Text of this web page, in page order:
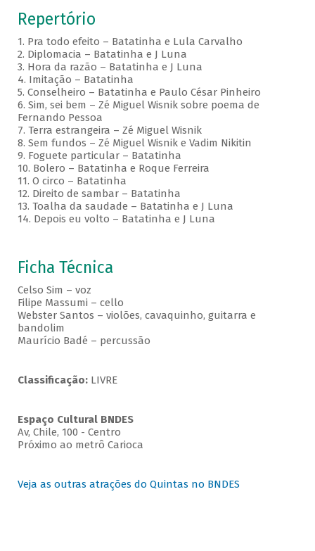
Repertório
1. Pra todo efeito – Batatinha e Lula Carvalho
2. Diplomacia – Batatinha e J Luna
3. Hora da razão – Batatinha e J Luna
4. Imitação – Batatinha
5. Conselheiro – Batatinha e Paulo César Pinheiro
6. Sim, sei bem – Zé Miguel Wisnik sobre poema de
Fernando Pessoa
7. Terra estrangeira – Zé Miguel Wisnik
8. Sem fundos – Zé Miguel Wisnik e Vadim Nikitin
9. Foguete particular – Batatinha
10. Bolero – Batatinha e Roque Ferreira
11. O circo – Batatinha
12. Direito de sambar – Batatinha
13. Toalha da saudade – Batatinha e J Luna
14. Depois eu volto – Batatinha e J Luna
Ficha Técnica
Celso Sim – voz
Filipe Massumi – cello
Webster Santos – violões, cavaquinho, guitarra e
bandolim
Maurício Badé – percussão
Classificação: LIVRE
Espaço Cultural BNDES
Av, Chile, 100 - Centro
Próximo ao metrô Carioca
Veja as outras atrações do Quintas no BNDES